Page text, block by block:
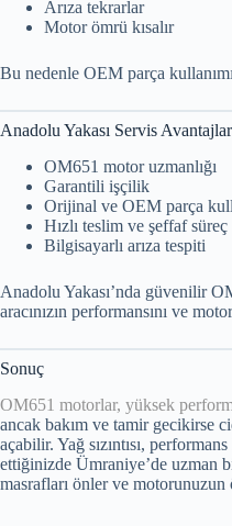
Arıza tekrarlar
Motor ömrü kısalır
Bu nedenle OEM parça
Anadolu Yakası Servis
OM651 motor uzmanlığı
Garantili işçilik
Orijinal ve OEM parça
Hızlı teslim ve şeffaf süreç
Bilgisayarlı arıza tespiti
Anadolu Yakası’nda güvenilir
aracınızın performansını ve
Sonuç
OM651 motorlar, yüksek
ancak bakım ve tamir gecikirse
açabilir. Yağ sızıntısı,
ettiğinizde Ümraniye’de uzman
masrafları önler ve motorunuzun